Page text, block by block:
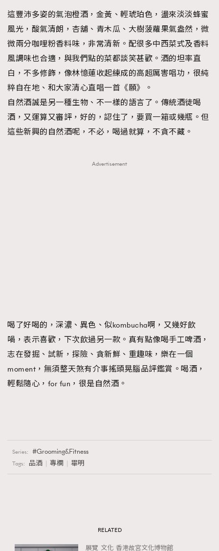
這豐沛多姿的氣泡橙酒，金黃、輕琥珀色，盪來淡淡蜂蜜
風光，酸氣清朗，杏舖、青木瓜、大樹菠蘿果氣盎然，微
微兩分咖哩粉香料味，非常清新。配很多中西菜式及香料
風調味也合適，與我們點的菜都談笑甚歡。酒的坦率直
白，不多修飾，像林憶蓮收起練成的高超厲害唱功，很純
粹自在地、和大家清心直唱一首《願》。
自然酒誠是另一種生物、不一樣的語言了。傳統酒徒喝
酒，又運算又審評，好的，認住了，要買一箱或幾瓶。但
這些新興的自然酒呢，不必，喝過就算，不貪不藏。
Advertisement
喝了好喝的，深濃、異色、似kombucha啊，又幾好飲
喎，表示喜歡，下次飲過另一款。真有點像喝手工啤酒，
志在發掘、試新，探險、貪新鮮、重趣味，樂在一個
moment，無須整天煞有介事搖頭晃腦品評鑑賞。喝酒，
輕鬆隨心，for fun，很是自然酒。
Series: Grooming&Fitness
Tags: 品酒 專欄 畢明
RELATED
展覽 文化 香港故宮文化博物館